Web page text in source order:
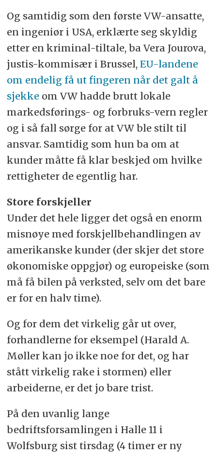
Og samtidig som den første VW-ansatte,
en ingeniør i USA, erklærte seg skyldig
etter en kriminal-tiltale, ba Vera Jourova,
justis-kommisær i Brussel, EU-landene
om endelig få ut fingeren når det galt å
sjekkeom VW hadde brutt lokale
markedsførings- og forbruks-vern regler
og i så fall sørge for at VW ble stilt til
ansvar. Samtidig som hun ba om at
kunder måtte få klar beskjed om hvilke
rettigheter de egentlig har.
Store forskjeller
Under det hele ligger det også en enorm
misnøye med forskjellbehandlingen av
amerikanske kunder (der skjer det store
økonomiske oppgjør) og europeiske (som
må få bilen på verksted, selv om det bare
er for en halv time).
Og for dem det virkelig går ut over,
forhandlerne for eksempel (Harald A.
Møller kan jo ikke noe for det, og har
stått virkelig rake i stormen) eller
arbeiderne, er det jo bare trist.
På den uvanlig lange
bedriftsforsamlingen i Halle 11 i
Wolfsburg sist tirsdag (4 timer er ny